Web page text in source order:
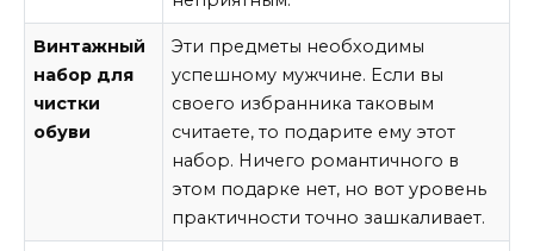
Винтажный
набор для
чистки
обуви
Эти предметы необходимы
успешному мужчине. Если вы
своего избранника таковым
считаете, то подарите ему этот
набор. Ничего романтичного в
этом подарке нет, но вот уровень
практичности точно зашкаливает.